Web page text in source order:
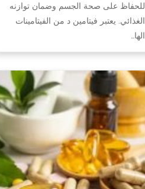
للحفاظ على صحة الجسم وضمان توازنه
الغذائي. يعتبر فيتامين د من الفيتامينات
الها…